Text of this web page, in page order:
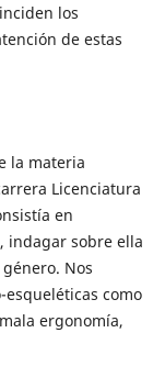
los
de estas
la materia
Licenciatura
en
indagar sobre ella
Nos
como
ergonomía,